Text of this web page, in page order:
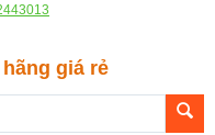
giá rẻ